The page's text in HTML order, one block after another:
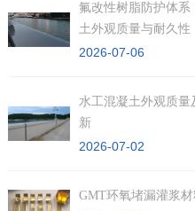
氟改性树脂防护体系
土外观质量与耐久性
2026-07-06
水工混凝土外观质
新
2026-07-02
GMT环氧堵漏灌浆